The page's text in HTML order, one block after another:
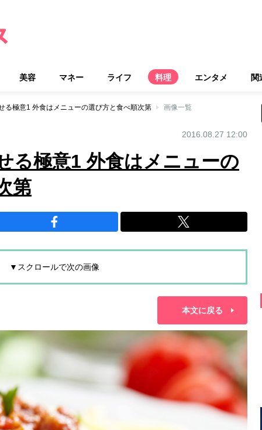
美容 マネー ライフ 料理 エンタメ 関
る極意1 外食はメニューの選び方と食べ順次第 画像一覧
2016.08.27 12:00
る極意1 外食はメニューの
第
▼スクロールで次の画像
本文に戻る